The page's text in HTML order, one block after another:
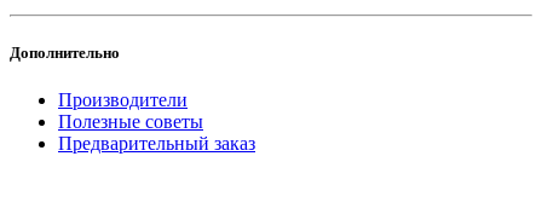
Дополнительно
Производители
Полезные советы
Предварительный заказ